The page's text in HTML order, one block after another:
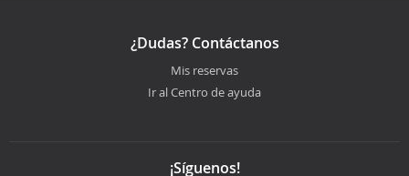
¿Dudas? Contáctanos
Mis reservas
Ir al Centro de ayuda
¡Síguenos!